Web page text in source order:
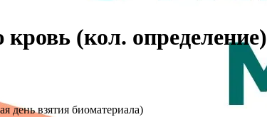
(кол. определение)
день взятия биоматериала)